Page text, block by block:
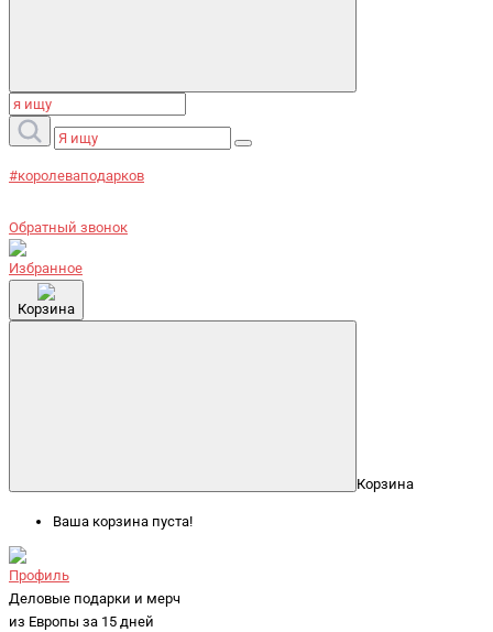
#королеваподарков
Обратный звонок
Избранное
Корзина
Корзина
Ваша корзина пуста!
Профиль
Деловые подарки и мерч
из Европы за 15 дней